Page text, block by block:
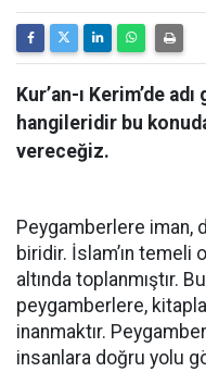
Kur’an-ı Kerim’de
hangileridir bu
vereceğiz.
Peygamberlere iman,
biridir. İslam’ın temeli
altında toplanmıştır.
peygamberlere,
inanmaktır.
insanlara doğru yolu